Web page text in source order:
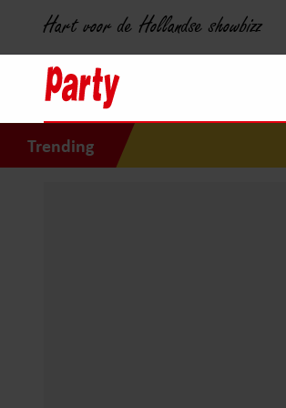
Hart voor de Hollandse showbizz
Trending